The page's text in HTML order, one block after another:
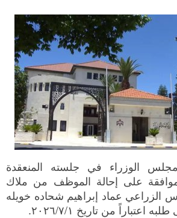
الوزراء في جلسته المنعقدة
۲۰۲٦/٦/٨ الموافقة على إحالة الموظف من ملاك
الزراعي عماد إبراهيم شحاده خويله
اعتباراً من تاريخ ٢٠٢٦/٧/١.